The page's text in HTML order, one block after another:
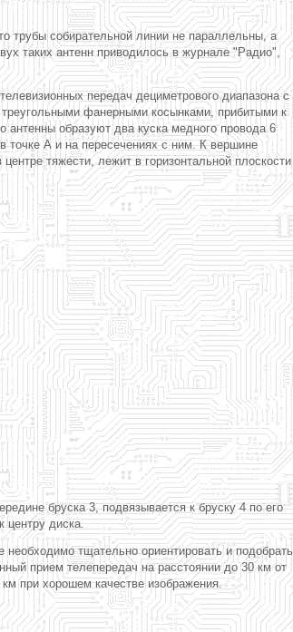
трубы собирательной линии не параллельны, а
таких антенн приводилось в журнале "Радио",
передач дециметрового диапазона с
фанерными косынками, прибитыми к
антенны образуют два куска медного провода 6
точке А и на пересечениях с ним. К вершине
тяжести, лежит в горизонтальной плоскости
бруска 3, подвязывается к бруску 4 по его
центру диска.
тщательно ориентировать и подобрать
прием телепередач на расстоянии до 30 км от
при хорошем качестве изображения.